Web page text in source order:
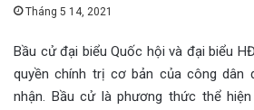
Tháng 5 14, 2021
Bầu cử đại biểu Quốc hội và đại biểu
quyền chính trị cơ bản của công dân
nhận. Bầu cử là phương thức thể